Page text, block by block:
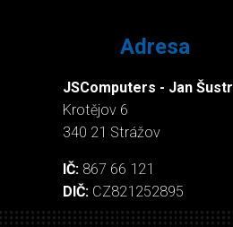
Adresa
JSComputers - Jan Šustr
Krotějov 6
340 21 Strážov
IČ: 867 66 121
DIČ: CZ821252895